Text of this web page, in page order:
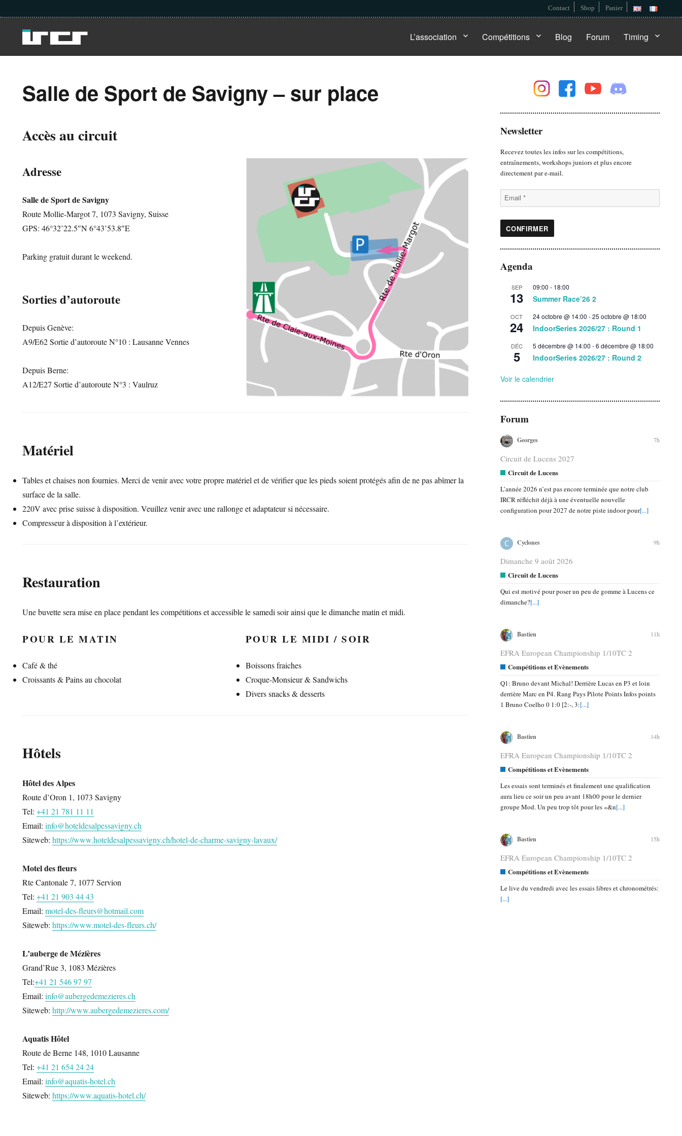
Contact Shop Panier
L’association Compétitions Blog Forum Timing
Salle de Sport de Savigny – sur place
Accès au circuit
Adresse
Salle de Sport de Savigny
Route Mollie-Margot 7, 1073 Savigny, Suisse
GPS: 46°32’22.5″N 6°43’53.8″E
Parking gratuit durant le weekend.
Sorties d’autoroute
Depuis Genève:
A9/E62 Sortie d’autoroute N°10 : Lausanne Vennes
Depuis Berne:
A12/E27 Sortie d’autoroute N°3 : Vaulruz
Matériel
Tables et chaises non fournies. Merci de venir avec votre propre matériel et de vérifier que les pieds soient protégés afin de ne pas abîmer la
surface de la salle.
220V avec prise suisse à disposition. Veuillez venir avec une rallonge et adaptateur si nécessaire.
Compresseur à disposition à l’extérieur.
Restauration
Une buvette sera mise en place pendant les compétitions et accessible le samedi soir ainsi que le dimanche matin et midi.
POUR LE MATIN
Café & thé
Croissants & Pains au chocolat
POUR LE MIDI / SOIR
Boissons fraiches
Croque-Monsieur & Sandwichs
Divers snacks & desserts
Hôtels
Hôtel des Alpes
Route d’Oron 1, 1073 Savigny
Tel: +41 21 781 11 11
Email: info@hoteldesalpessavigny.ch
Siteweb: https://www.hoteldesalpessavigny.ch/hotel-de-charme-savigny-lavaux/
Motel des fleurs
Rte Cantonale 7, 1077 Servion
Tel: +41 21 903 44 43
Email: motel-des-fleurs@hotmail.com
Siteweb: https://www.motel-des-fleurs.ch/
L’auberge de Mézières
Grand’Rue 3, 1083 Mézières
Tel:+41 21 546 97 97
Email: info@aubergedemezieres.ch
Siteweb: http://www.aubergedemezieres.com/
Aquatis Hôtel
Route de Berne 148, 1010 Lausanne
Tel: +41 21 654 24 24
Email: info@aquatis-hotel.ch
Siteweb: https://www.aquatis-hotel.ch/
Newsletter
Recevez toutes les infos sur les compétitions,
entraînements, workshops juniors et plus encore
directement par e-mail.
Agenda
SEP
13
09:00 - 18:00
Summer Race’26 2
OCT
24
24 octobre @ 14:00 -25 octobre @ 18:00
IndoorSeries 2026/27 : Round 1
DÉC
5
5 décembre @ 14:00 -6 décembre @ 18:00
IndoorSeries 2026/27 : Round 2
Voir le calendrier
Forum
Georges 7h
Circuit de Lucens 2027
Circuit de Lucens
L’année 2026 n’est pas encore terminée que notre club
IRCR réfléchit déjà à une éventuelle nouvelle
configuration pour 2027 de notre piste indoor pour[...]
Cyclones 9h
Dimanche 9 août 2026
Circuit de Lucens
Qui est motivé pour poser un peu de gomme à Lucens ce
dimanche?[...]
Bastien 11h
EFRA European Championship 1/10TC 2
Compétitions et Evènements
Q1: Bruno devant Michal! Derrière Lucas en P3 et loin
derrière Marc en P4. Rang Pays Pilote Points Infos points
1 Bruno Coelho 0 1:0 [2:-, 3:[...]
Bastien 14h
EFRA European Championship 1/10TC 2
Compétitions et Evènements
Les essais sont terminés et finalement une qualification
aura lieu ce soir un peu avant 18h00 pour le dernier
groupe Mod. Un peu trop tôt pour les «&n[...]
Bastien 15h
EFRA European Championship 1/10TC 2
Compétitions et Evènements
Le live du vendredi avec les essais libres et chronométrés:
[...]